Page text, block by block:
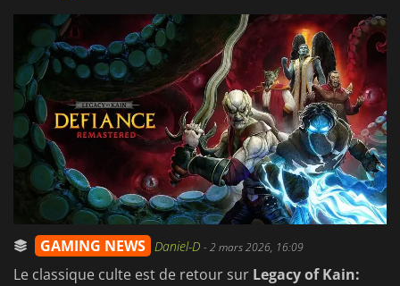
SE CONNECTER OU S'INSCRIRE
GAMING NEWS Daniel-D -2 mars 2026, 16:09
Le classique culte est de retour sur Legacy of Kain: